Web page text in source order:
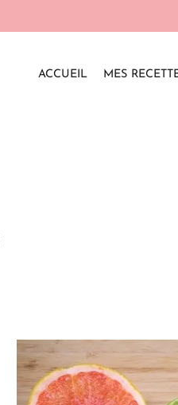
ACCUEIL MES